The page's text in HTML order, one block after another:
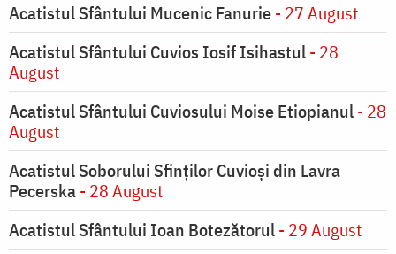
Acatistul Sfântului Mucenic Fanurie- 27 August
Acatistul Sfântului Cuvios Iosif Isihastul- 28
August
Acatistul Sfântului Cuviosului Moise Etiopianul- 28
August
Acatistul Soborului Sfinților Cuvioși din Lavra
Pecerska- 28 August
Acatistul Sfântului Ioan Botezătorul- 29 August